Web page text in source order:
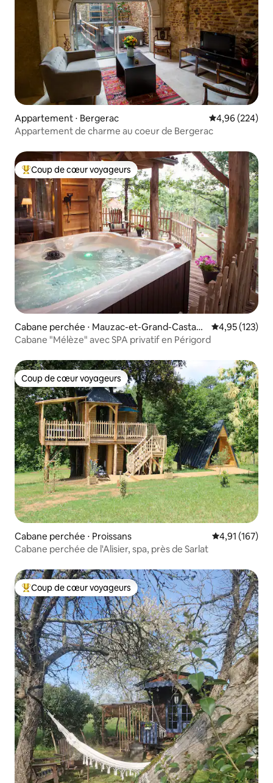
Appartement ⋅ Bergerac Évaluation
4,96 (224)
Appartement de charme au coeur de Bergerac
Coups de cœur voyageurs les plus appréciés
Coup de cœur voyageurs
Cabane perchée ⋅ Mauzac-et-Grand-Castan
g
Évaluation
4,95 (123)
Cabane "Mélèze" avec SPA privatif en Périgord
Coup de cœur voyageurs
Coup de cœur voyageurs
Cabane perchée ⋅ Proissans Évaluation
4,91 (167)
Cabane perchée de l'Alisier, spa, près de Sarlat
Coups de cœur voyageurs les plus appréciés
Coup de cœur voyageurs